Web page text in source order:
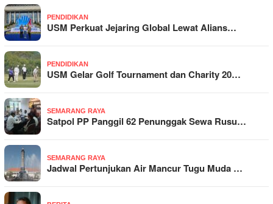
PENDIDIKAN
USM Perkuat Jejaring Global Lewat Alians…
PENDIDIKAN
USM Gelar Golf Tournament dan Charity 20…
SEMARANG RAYA
Satpol PP Panggil 62 Penunggak Sewa Rusu…
SEMARANG RAYA
Jadwal Pertunjukan Air Mancur Tugu Muda …